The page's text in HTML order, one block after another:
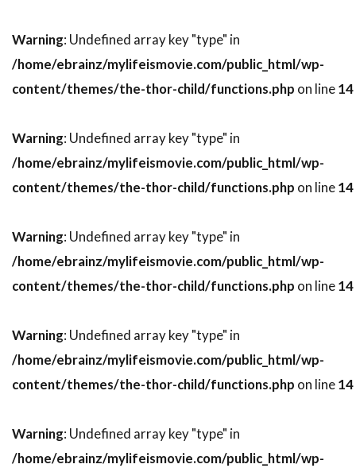
スティーヴン・E・リフキン
スティーヴン・H・ブラム
スティーヴン・J・ウルフ
スティーヴン・グレアム
スティーヴン・シュナイダー
スティーヴン・スピルバーグ
スティーヴン・ダンハム
スティーヴン・トラスク
スティーヴン・ハーフ
スティーヴン・バウアー
スティーヴン・バーコフ
スティーヴン・ボールドウィン
Warning: Undefined array key "type" in
/home/ebrainz/mylifeismovie.com/public_html/wp-
content/themes/the-thor-child/functions.php on line14
Warning: Undefined array key "type" in
/home/ebrainz/mylifeismovie.com/public_html/wp-
content/themes/the-thor-child/functions.php on line14
Warning: Undefined array key "type" in
/home/ebrainz/mylifeismovie.com/public_html/wp-
content/themes/the-thor-child/functions.php on line14
Warning: Undefined array key "type" in
/home/ebrainz/mylifeismovie.com/public_html/wp-
content/themes/the-thor-child/functions.php on line14
Warning: Undefined array key "type" in
/home/ebrainz/mylifeismovie.com/public_html/wp-